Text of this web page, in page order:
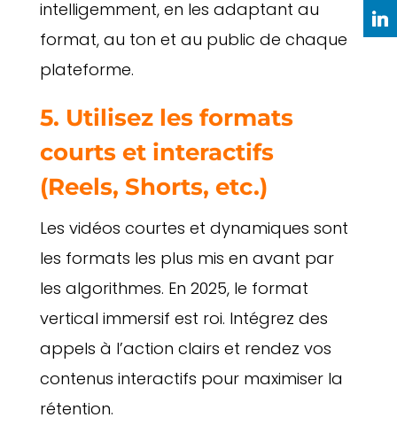
intelligemment, en les adaptant au
format, au ton et au public de chaque
plateforme.
5. Utilisez les formats
courts et interactifs
(Reels, Shorts, etc.)
Les vidéos courtes et dynamiques sont
les formats les plus mis en avant par
les algorithmes. En 2025, le format
vertical immersif est roi. Intégrez des
appels à l’action clairs et rendez vos
contenus interactifs pour maximiser la
rétention.